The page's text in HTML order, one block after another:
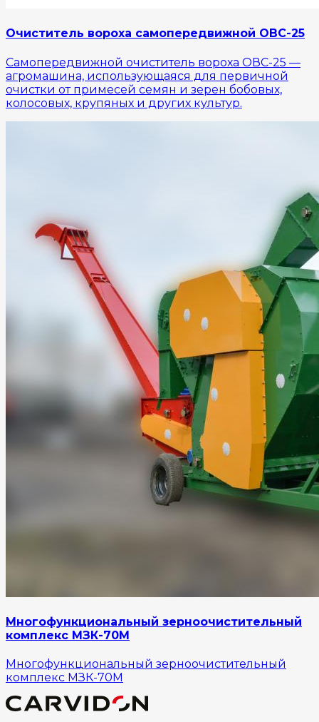
Очиститель вороха самопередвижной ОВС-25
Самопередвижной очиститель вороха ОВС-25 —
агромашина, использующаяся для первичной
очистки от примесей семян и зерен бобовых,
колосовых, крупяных и других культур.
Многофункциональный зерноочистительный
комплекс МЗК-70М
Многофункциональный зерноочистительный
комплекс МЗК-70М